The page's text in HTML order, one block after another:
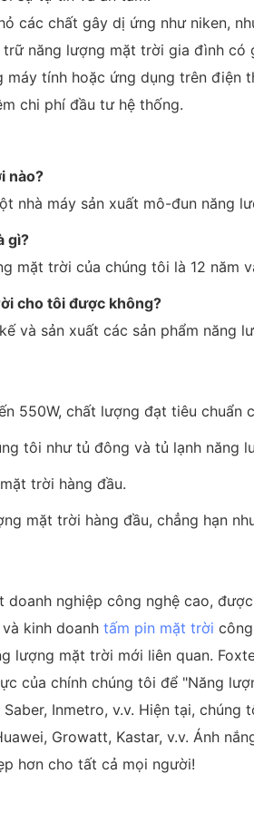
các chất gây dị ứng như niken,
năng lượng mặt trời gia đình
tính hoặc ứng dụng trên điện
chi phí đầu tư hệ thống.
nào?
nhà máy sản xuất mô-đun năng
gì?
mặt trời của chúng tôi là 12 năm
cho tôi được không?
và sản xuất các sản phẩm năng
550W, chất lượng đạt tiêu chuẩn
tôi như tủ đông và tủ lạnh
trời hàng đầu.
mặt trời hàng đầu, chẳng hạn
nghiệp công nghệ cao,
kinh doanh tấm pin mặt trời
lượng mặt trời mới liên quan.
của chính chúng tôi để "Năng
Saber, Inmetro, v.v. Hiện tại,
Growatt, Kastar, v.v. Ánh
hơn cho tất cả mọi người!